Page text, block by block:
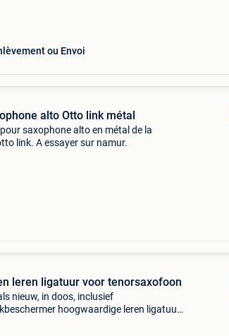
ou Envoi
alto Otto link métal
saxophone alto en métal de la
link. A essayer sur namur.
leren ligatuur voor tenorsaxofoon
nieuw, in doos, inclusief
hoogwaardige leren ligatuur